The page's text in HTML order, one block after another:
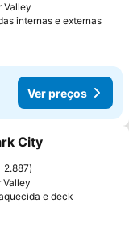
Valley
internas e externasVer
Ver preços
favoritos
City
2.887
Valley
e deck